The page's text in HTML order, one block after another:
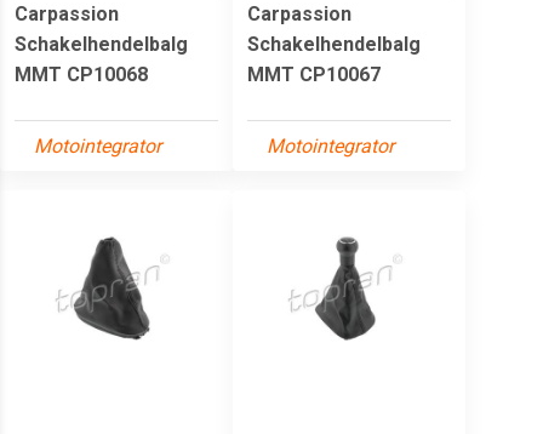
Carpassion
Schakelhendelbalg
MMT CP10068
Motointegrator
Carpassion
Schakelhendelbalg
MMT CP10067
Motointegrator